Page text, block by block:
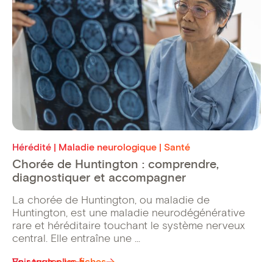
Hérédité | Maladie neurologique | Santé
Chorée de Huntington : comprendre,
diagnostiquer et accompagner
La chorée de Huntington, ou maladie de
Huntington, est une maladie neurodégénérative
rare et héréditaire touchant le système nerveux
central. Elle entraîne une ...